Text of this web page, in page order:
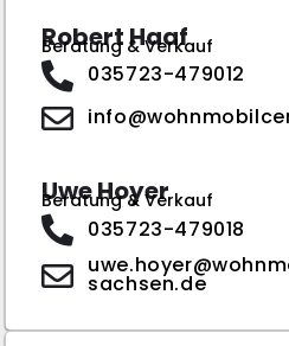
Robert Haaf
Beratung & Verkauf
035723-479012
Uwe Hoyer
Beratung & Verkauf
035723-479018
sachsen.de